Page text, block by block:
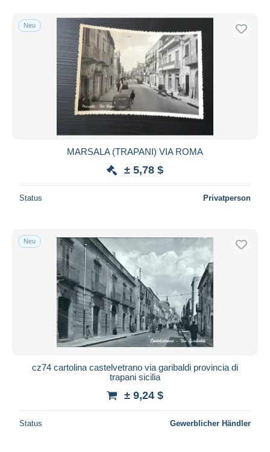
Neu
MARSALA (TRAPANI) VIA ROMA
± 5,78 $
Status Privatperson
Neu
cz74 cartolina castelvetrano via garibaldi provincia di
trapani sicilia
± 9,24 $
Status Gewerblicher Händler